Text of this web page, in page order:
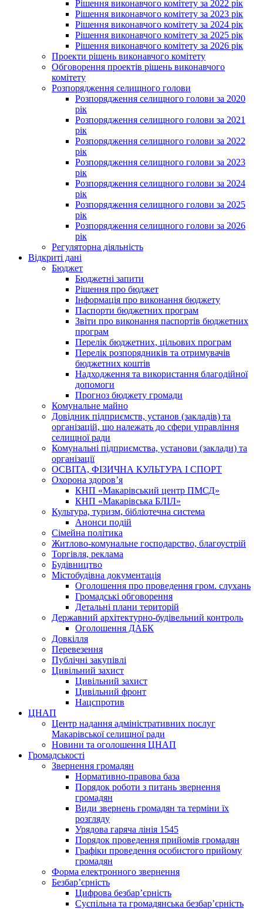
Рішення виконавчого комітету за 2022 рік
Рішення виконавчого комітету за 2023 рік
Рішення виконавчого комітету за 2024 рік
Рішення виконавчого комітету за 2025 рік
Рішення виконавчого комітету за 2026 рік
Проекти рішень виконавчого комітету
Обговорення проектів рішень виконавчого
комітету
Розпорядження селищного голови
Розпорядження селищного голови за 2020
рік
Розпорядження селищного голови за 2021
рік
Розпорядження селищного голови за 2022
рік
Розпорядження селищного голови за 2023
рік
Розпорядження селищного голови за 2024
рік
Розпорядження селищного голови за 2025
рік
Розпорядження селищного голови за 2026
рік
Регуляторна діяльність
Відкриті дані
Бюджет
Бюджетні запити
Рішення про бюджет
Інформація про виконання бюджету
Паспорти бюджетних програм
Звіти про виконання паспортів бюджетних
програм
Перелік бюджетних, цільових програм
Перелік розпорядників та отримувачів
бюджетних коштів
Надходження та використання благодійної
допомоги
Прогноз бюджету громади
Комунальне майно
Довідник підприємств, установ (закладів) та
організацій, що належать до сфери управління
селищної ради
Комунальні підприємства, установи (заклади) та
організації
ОСВІТА, ФІЗИЧНА КУЛЬТУРА І СПОРТ
Охорона здоров’я
КНП «Макарівський центр ПМСД»
КНП «Макарівська БЛІЛ»
Культура, туризм, бібліотечна система
Анонси подій
Сімейна політика
Житлово-комунальне господарство, благоустрій
Торгівля, реклама
Будівництво
Містобудівна документація
Оголошення про проведення гром. слухань
Громадські обговорення
Детальні плани територій
Державний архітектурно-будівельний контроль
Оголошення ДАБК
Довкілля
Перевезення
Публічні закупівлі
Цивільний захист
Цивільний захист
Цивільний фронт
Нацспротив
ЦНАП
Центр надання адміністративних послуг
Макарівської селищної ради
Новини та оголошення ЦНАП
Громадськості
Звернення громадян
Нормативно-правова база
Порядок роботи з питань звернення
громадян
Види звернень громадян та терміни їх
розгляду
Урядова гаряча лінія 1545
Порядок проведення прийомів громадян
Графіки проведення особистого прийому
громадян
Форма електронного звернення
Безбар’єрність
Цифрова безбар’єрність
Суспільна та громадянська безбар’єрність